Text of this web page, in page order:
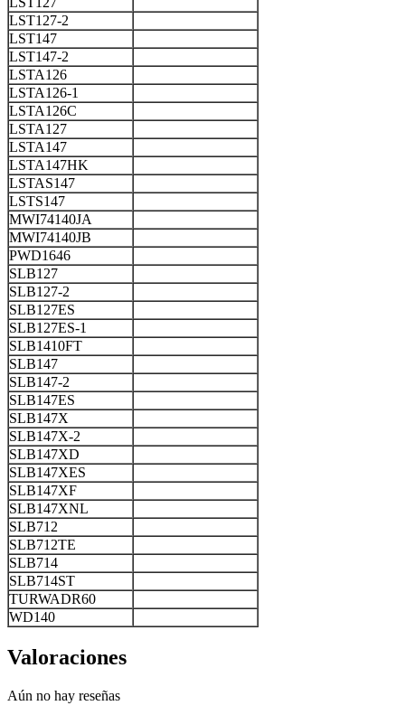
LST127-2
LST147
LST147-2
LSTA126
LSTA126-1
LSTA126C
LSTA127
LSTA147
LSTA147HK
LSTAS147
LSTS147
MWI74140JA
MWI74140JB
PWD1646
SLB127
SLB127-2
SLB127ES
SLB127ES-1
SLB1410FT
SLB147
SLB147-2
SLB147ES
SLB147X
SLB147X-2
SLB147XD
SLB147XES
SLB147XF
SLB147XNL
SLB712
SLB712TE
SLB714
SLB714ST
TURWADR60
WD140
Valoraciones
Aún no hay reseñas